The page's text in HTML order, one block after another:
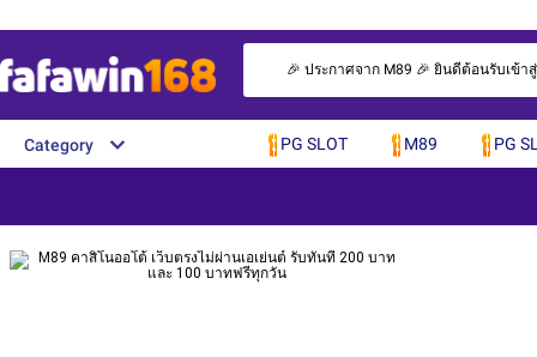
🎉 ประกาศจาก M89 🎉 ยินดีต้อนรับเข้
Category PG SLOT M89 PG